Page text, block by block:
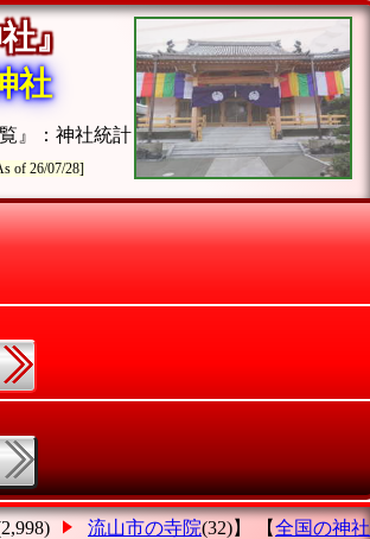
社』
社
』：神社統計
of 26/07/28]
流山市の寺院(32)】 【全国の神社